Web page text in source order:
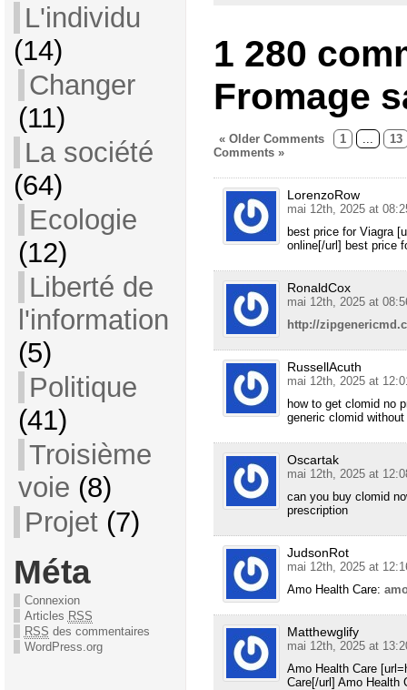
L'individu
(14)
Changer
(11)
La société
(64)
Ecologie
(12)
Liberté de
l'information
(5)
Politique
(41)
Troisième
voie (8)
Projet(7)
Méta
Connexion
Articles RSS
RSS des commentaires
WordPress.org
1 280
Fromage
« Older Comments 1
13
Comments »
LorenzoRow
mai 12th, 2025 at
best price for Viagra
online[/url] best price
RonaldCox
mai 12th, 2025 at
http://
RussellAcuth
mai 12th, 2025 at
how to get clomid no
generic clomid
Oscartak
mai 12th, 2025 at
can you buy clomid
prescription
JudsonRot
mai 12th, 2025 at
Amo Health Care:
Matthewglify
mai 12th, 2025 at
Amo Health Care
Care[/url] Amo Health